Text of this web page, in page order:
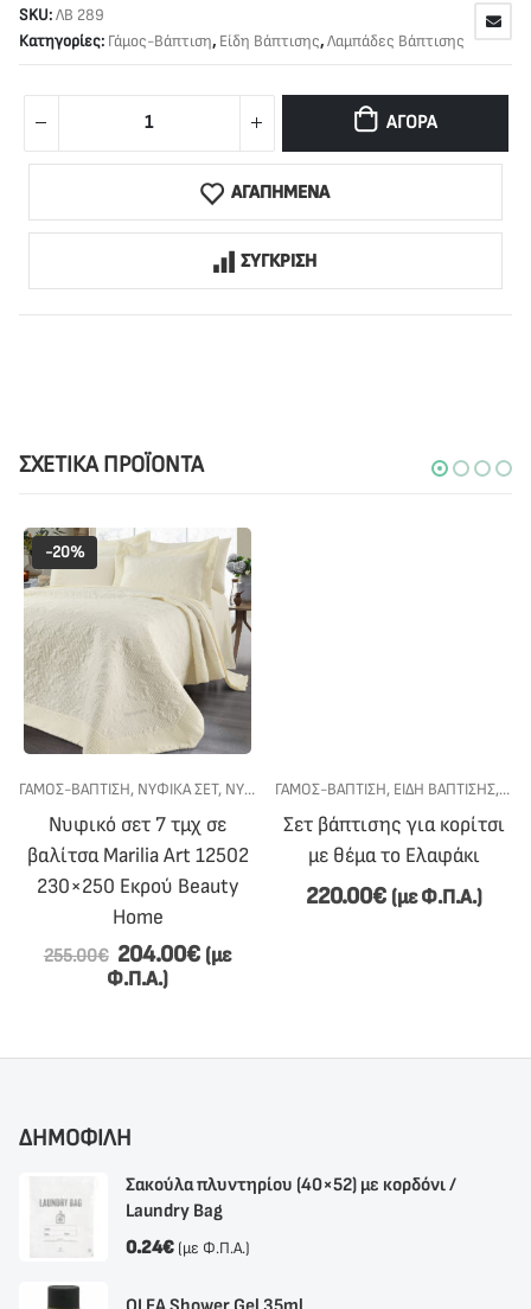
SKU:ΛΒ 289
Κατηγορίες: Γάμος-Βάπτιση, Είδη Βάπτισης,Λαμπάδες Βάπτισης
ΑΓΟΡΆ
ΑΓΑΠΗΜΕΝΑ
ΣΥΓΚΡΙΣΗ
ΣΧΕΤΙΚΆ ΠΡΟΪΌΝΤΑ
ΒΆΠΤΙΣΗΣ,ΣΕΤ ΒΆΠΤΙΣΗΣ ΓΙΑ ΚΟΡΊΤΣΙ
-20%
ΓΆΜΟΣ-ΒΆΠΤΙΣΗ, ΝΥΦΙΚΆ ΣΕΤ, ΝΥΦΙΚΌ ΚΡΕΒΆΤΙ
Νυφικό σετ 7 τμχ σε
βαλίτσα Marilia Art 12502
230×250 Εκρού Beauty
Home
255.00€ 204.00€ (με
Φ.Π.Α.)
ΓΆΜΟΣ-ΒΆΠΤΙΣΗ, ΕΊΔΗ ΒΆΠΤΙΣΗΣ,
Σετ βάπτισης για κορίτσι
με θέμα το Ελαφάκι
220.00€ (με Φ.Π.Α.)
ΔΗΜΟΦΙΛΗ
Σακούλα πλυντηρίου (40×52) με κορδόνι /
Laundry Bag
0.24€ (με Φ.Π.Α.)